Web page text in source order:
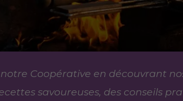
Coopérative en découvrant
savoureuses, des conseils